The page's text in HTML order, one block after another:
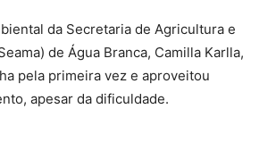
da Secretaria de Agricultura e
de Água Branca, Camilla Karlla,
pela primeira vez e aproveitou
apesar da dificuldade.